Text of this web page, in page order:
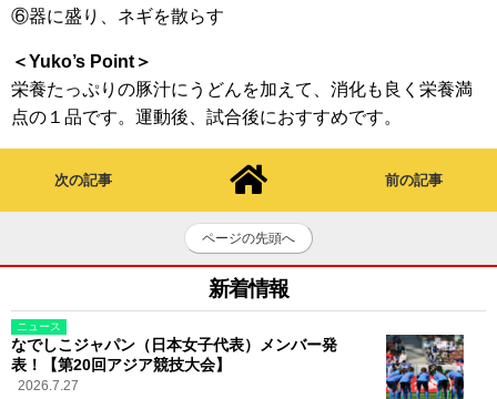
⑥器に盛り、ネギを散らす
＜Yuko’s Point＞
栄養たっぷりの豚汁にうどんを加えて、消化も良く栄養満
点の１品です。運動後、試合後におすすめです。
次の記事 前の記事
ページの先頭へ
新着情報
ニュース
なでしこジャパン（日本女子代表）メンバー発
表！【第20回アジア競技大会】
2026.7.27